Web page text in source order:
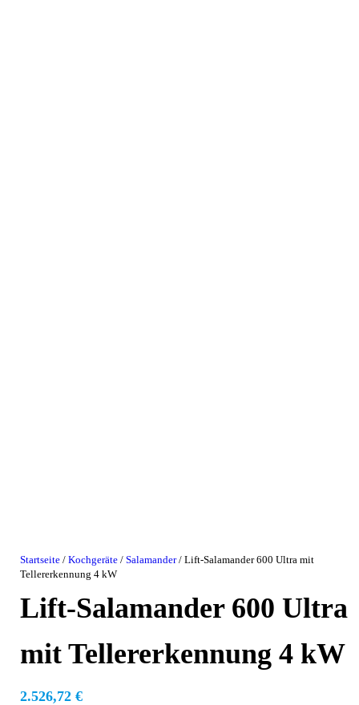
Startseite /Kochgeräte /Salamander/ Lift-Salamander 600 Ultra mit
Tellererkennung 4 kW
Lift-Salamander 600 Ultra
mit Tellererkennung 4 kW
2.526,72€